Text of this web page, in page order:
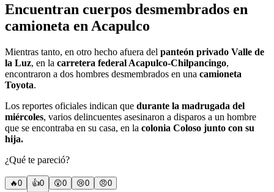
Encuentran cuerpos desmembrados en
camioneta en Acapulco
Mientras tanto, en otro hecho afuera del panteón privado Valle de
la Luz, en la carretera federal Acapulco-Chilpancingo,
encontraron a dos hombres desmembrados en una camioneta
Toyota.
Los reportes oficiales indican que durante la madrugada del
miércoles, varios delincuentes asesinaron a disparos a un hombre
que se encontraba en su casa, en la colonia Coloso junto con su
hija.
¿Qué te pareció?
🔥0 👍0 😲0 😢0 😠0